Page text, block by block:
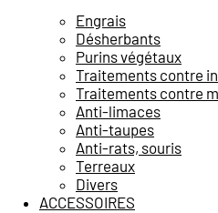
Engrais
Désherbants
Purins végétaux
Traitements contre
Traitements contre
Anti-limaces
Anti-taupes
Anti-rats, souris
Terreaux
Divers
ACCESSOIRES